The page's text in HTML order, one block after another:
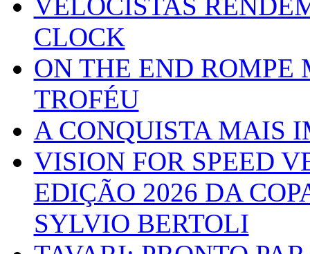
CLOCK
ON THE END ROMPE
TROFÉU
A CONQUISTA MAIS
VISION FOR SPEED
EDIÇÃO 2026 DA
SYLVIO BERTOLI